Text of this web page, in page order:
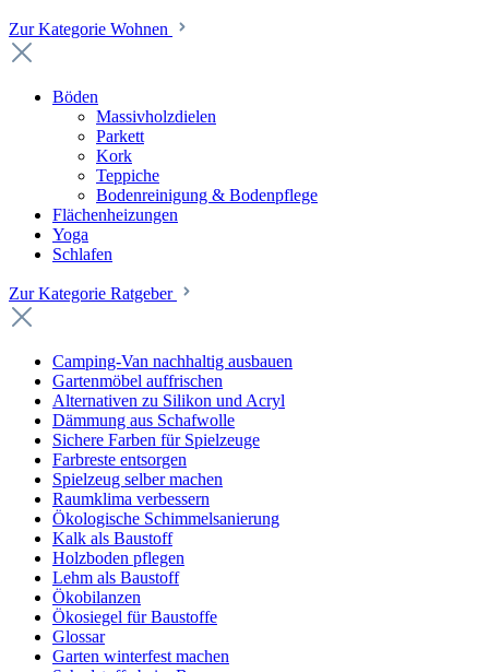
Zur Kategorie Wohnen
Böden
Massivholzdielen
Parkett
Kork
Teppiche
Bodenreinigung & Bodenpflege
Flächenheizungen
Yoga
Schlafen
Zur Kategorie Ratgeber
Camping-Van nachhaltig ausbauen
Gartenmöbel auffrischen
Alternativen zu Silikon und Acryl
Dämmung aus Schafwolle
Sichere Farben für Spielzeuge
Farbreste entsorgen
Spielzeug selber machen
Raumklima verbessern
Ökologische Schimmelsanierung
Kalk als Baustoff
Holzboden pflegen
Lehm als Baustoff
Ökobilanzen
Ökosiegel für Baustoffe
Glossar
Garten winterfest machen